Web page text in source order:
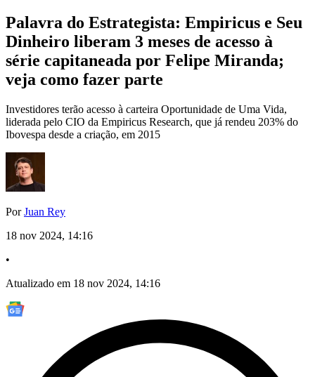
Palavra do Estrategista: Empiricus e Seu
Dinheiro liberam 3 meses de acesso à
série capitaneada por Felipe Miranda;
veja como fazer parte
Investidores terão acesso à carteira Oportunidade de Uma Vida,
liderada pelo CIO da Empiricus Research, que já rendeu 203% do
Ibovespa desde a criação, em 2015
PorJuan Rey
18 nov 2024, 14:16
•
Atualizado em 18 nov 2024, 14:16